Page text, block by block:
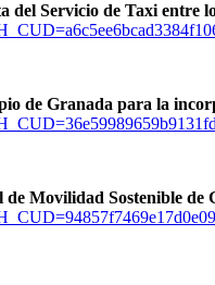
Servicio de Taxi entre
de Granada para la
Movilidad Sostenible de